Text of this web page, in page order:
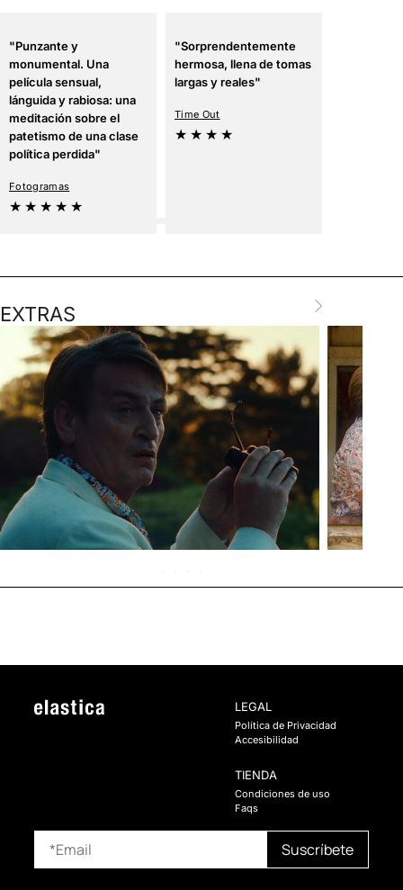
"Punzante y
monumental. Una
película sensual,
lánguida y rabiosa: una
meditación sobre el
patetismo de una clase
política perdida"
Fotogramas
★ ★ ★ ★ ★
"Sorprendentemente
hermosa, llena de tomas
largas y reales"
Time Out
★ ★ ★ ★
EXTRAS
LEGAL
Política de Privacidad
Accesibilidad
TIENDA
Condiciones de uso
Faqs